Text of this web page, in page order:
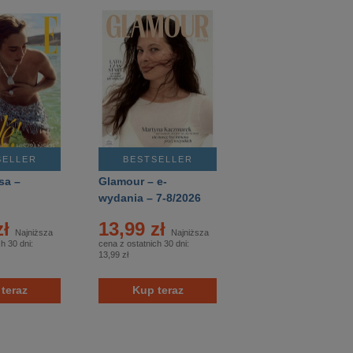
–
Najniższa
30 dni:
BESTSELLER
Glamour – e-
wydania – 7-8/2026
13,99 zł
Najniższa
cena z ostatnich 30 dni:
13,99 zł
Kup teraz